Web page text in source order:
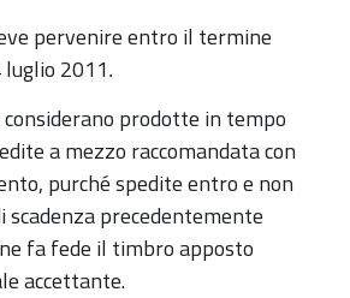
pervenire entro il termine
2011.
considerano prodotte in tempo
a mezzo raccomandata con
purché spedite entro e non
precedentemente
fa fede il timbro apposto
accettante.